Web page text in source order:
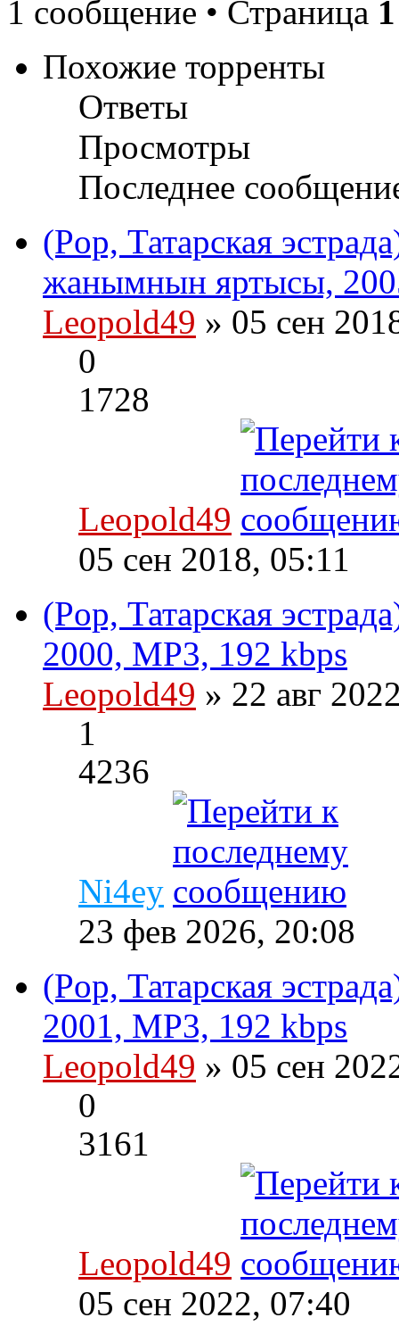
1 сообщение • Страница 1
Похожие торренты
Ответы
Просмотры
Последнее
(Pop, Татарская
жанымнын яртысы,
Leopold49 » 05 сен
0
1728
Leopold49
05 сен 2018, 05:11
(Pop, Татарская
2000, MP3, 192 kbps
Leopold49 » 22 авг
1
4236
Ni4ey
23 фев 2026, 20:08
(Pop, Татарская
2001, MP3, 192 kbps
Leopold49 » 05 сен
0
3161
Leopold49
05 сен 2022, 07:40